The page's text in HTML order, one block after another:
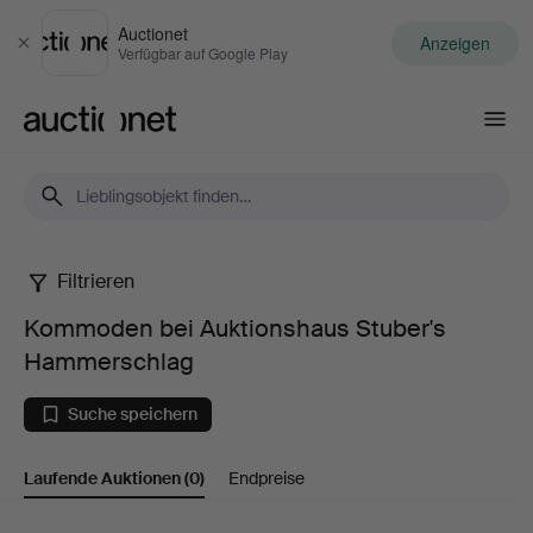
Schließen
Auctionet
Verfügbar auf Google Play Anzeigen
Kommoden
bei
Auktionshaus
Stuber's
Filtrieren
Kommoden bei Auktionshaus Stuber's
Hammerschlag
Suche speichern
Laufende Auktionen(0) Endpreise